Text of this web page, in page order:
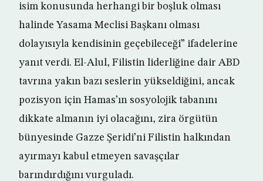
isim konusunda herhangi bir boşluk olması
halinde Yasama Meclisi Başkanı olması
dolayısıyla kendisinin geçebileceği” ifadelerine
yanıt verdi. El-Alul, Filistin liderliğine dair ABD
tavrına yakın bazı seslerin yükseldiğini, ancak
pozisyon için Hamas’ın sosyolojik tabanını
dikkate almanın iyi olacağını, zira örgütün
bünyesinde Gazze Şeridi’ni Filistin halkından
ayırmayı kabul etmeyen savaşçılar
barındırdığını vurguladı.